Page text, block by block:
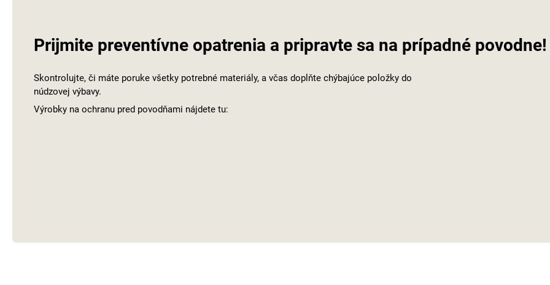
Prijmite preventívne opatrenia a pripravte sa na prípadné povodne!
Skontrolujte, či máte poruke všetky potrebné materiály, a včas doplňte chýbajúce položky do
núdzovej výbavy.
Výrobky na ochranu pred povodňami nájdete tu: